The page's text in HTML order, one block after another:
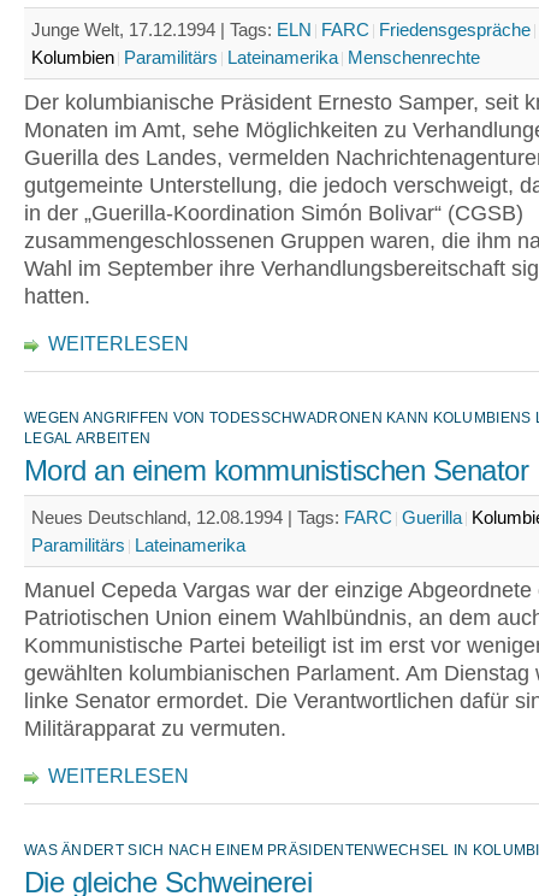
Junge Welt, 17.12.1994 | Tags: ELN FARC Friedensgespräche
Kolumbien Paramilitärs Lateinamerika Menschenrechte
Der kolumbianische Präsident Ernesto Samper, seit
Monaten im Amt, sehe Möglichkeiten zu
Guerilla des Landes, vermelden
gutgemeinte Unterstellung, die jedoch verschweigt,
in der „Guerilla-Koordination Simón Bolivar“ (CGSB)
zusammengeschlossenen Gruppen waren, die ihm
Wahl im September ihre Verhandlungsbereitschaft
hatten.
WEITERLESEN
WEGEN ANGRIFFEN VON TODESSCHWADRONEN KANN KOLUMBIENS
LEGAL ARBEITEN
Mord an einem kommunistischen Senator
Neues Deutschland, 12.08.1994 | Tags: FARC Guerilla
Paramilitärs Lateinamerika
Manuel Cepeda Vargas war der einzige Abgeordnete
Patriotischen Union einem Wahlbündnis, an dem
Kommunistische Partei beteiligt ist im erst vor
gewählten kolumbianischen Parlament. Am Dienstag
linke Senator ermordet. Die Verantwortlichen dafür
Militärapparat zu vermuten.
WEITERLESEN
WAS ÄNDERT SICH NACH EINEM PRÄSIDENTENWECHSEL IN
Die gleiche Schweinerei